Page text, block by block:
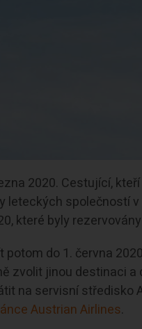
2020. Cestující,
leteckých společností
které byly
do 1. června
zvolit jinou destinaci
na servisní
Austrian Airlines.